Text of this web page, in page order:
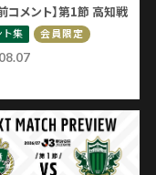
コメント】第1節 高知戦
ト集 会員限定